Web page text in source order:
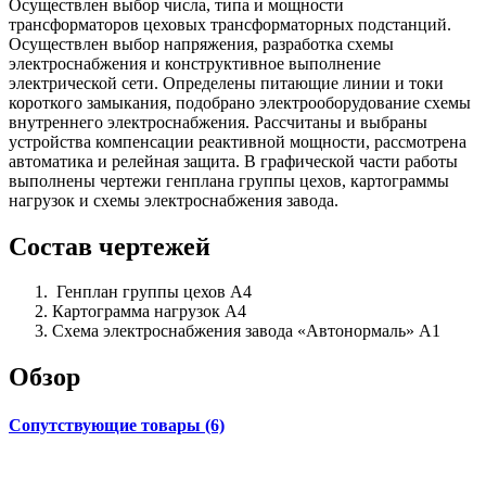
Осуществлен выбор числа, типа и мощности
трансформаторов цеховых трансформаторных подстанций.
Осуществлен выбор напряжения, разработка схемы
электроснабжения и конструктивное выполнение
электрической сети. Определены питающие линии и токи
короткого замыкания, подобрано электрооборудование схемы
внутреннего электроснабжения. Рассчитаны и выбраны
устройства компенсации реактивной мощности, рассмотрена
автоматика и релейная защита. В графической части работы
выполнены чертежи генплана группы цехов, картограммы
нагрузок и схемы электроснабжения завода.
Состав чертежей
Генплан группы цехов А4
Картограмма нагрузок А4
Схема электроснабжения завода «Автонормаль» А1
Обзор
Сопутствующие товары (6)